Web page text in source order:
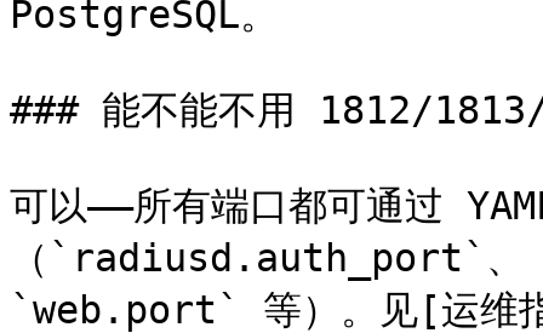
PostgreSQL。
### 能不能不用 1812/
可以——所有端口都可通过
（`radiusd.auth_port`
`web.port` 等）。见[运维